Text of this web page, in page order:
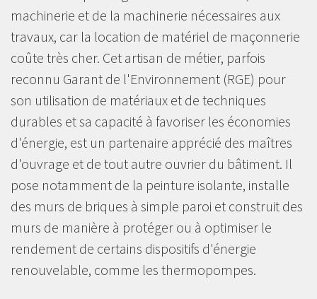
machinerie et de la machinerie nécessaires aux
travaux, car la location de matériel de maçonnerie
coûte très cher. Cet artisan de métier, parfois
reconnu Garant de l'Environnement (RGE) pour
son utilisation de matériaux et de techniques
durables et sa capacité à favoriser les économies
d'énergie, est un partenaire apprécié des maîtres
d'ouvrage et de tout autre ouvrier du bâtiment. Il
pose notamment de la peinture isolante, installe
des murs de briques à simple paroi et construit des
murs de manière à protéger ou à optimiser le
rendement de certains dispositifs d'énergie
renouvelable, comme les thermopompes.